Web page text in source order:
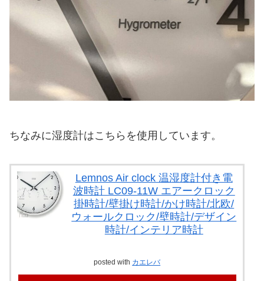
ちなみに湿度計はこちらを使用しています。
Lemnos Air clock 温湿度計付き電
波時計 LC09-11W エアークロック
掛時計/壁掛け時計/かけ時計/北欧/
ウォールクロック/壁時計/デザイン
時計/インテリア時計
posted with カエレバ